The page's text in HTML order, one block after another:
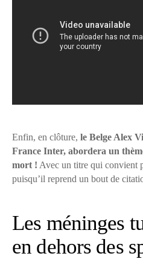
Enfin, en clôture, le Belge Alex
France Inter, abordera un
mort ! Avec un titre qui convient
puisqu’il reprend un bout de
Les méninges
en dehors des